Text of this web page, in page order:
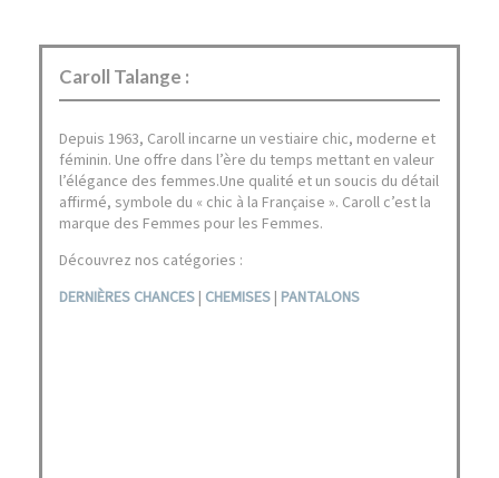
Caroll Talange :
Depuis 1963, Caroll incarne un vestiaire chic, moderne et
féminin.​ Une offre dans l’ère du temps mettant en valeur
l’élégance des femmes.​Une qualité et un soucis du détail
affirmé, symbole du « chic à la Française »​. Caroll c’est la
marque des Femmes pour les Femmes.
Découvrez nos catégories :
DERNIÈRES CHANCES | CHEMISES | PANTALONS